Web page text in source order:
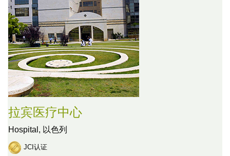
拉宾医疗中心
Hospital, 以色列
JCI认证